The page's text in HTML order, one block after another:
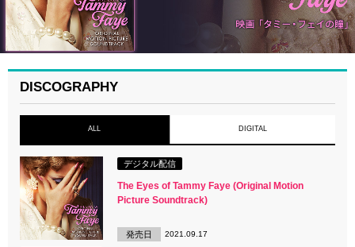
DISCOGRAPHY
ALL DIGITAL
デジタル配信
The Eyes of Tammy Faye (Original Motion
Picture Soundtrack)
発売日 2021.09.17